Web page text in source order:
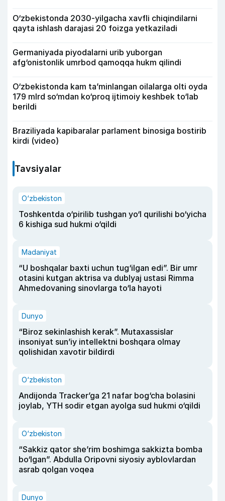
O‘zbekistonda 2030-yilgacha xavfli chiqindilarni
qayta ishlash darajasi 20 foizga yetkaziladi
Germaniyada piyodalarni urib yuborgan
afg‘onistonlik umrbod qamoqqa hukm qilindi
O‘zbekistonda kam ta’minlangan oilalarga olti oyda
179 mlrd so‘mdan ko‘proq ijtimoiy keshbek to‘lab
berildi
Braziliyada kapibaralar parlament binosiga bostirib
kirdi (video)
Tavsiyalar
O‘zbekiston
Toshkentda o‘pirilib tushgan yo‘l qurilishi bo‘yicha
6 kishiga sud hukmi o‘qildi
Madaniyat
“U boshqalar baxti uchun tug‘ilgan edi”. Bir umr
otasini kutgan aktrisa va dublyaj ustasi Rimma
Ahmedovaning sinovlarga to‘la hayoti
Dunyo
“Biroz sekinlashish kerak”. Mutaxassislar
insoniyat sun’iy intellektni boshqara olmay
qolishidan xavotir bildirdi
O‘zbekiston
Andijonda Tracker’ga 21 nafar bog‘cha bolasini
joylab, YTH sodir etgan ayolga sud hukmi o‘qildi
O‘zbekiston
“Sakkiz qator she’rim boshimga sakkizta bomba
bo‘lgan”. Abdulla Oripovni siyosiy ayblovlardan
asrab qolgan voqea
Dunyo